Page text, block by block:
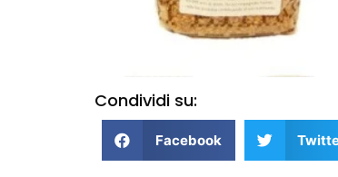
Condividi su:
Facebook